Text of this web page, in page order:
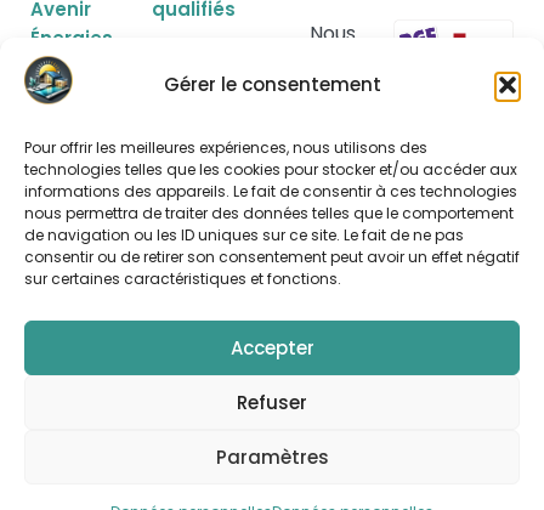
Gérer le consentement
Pour offrir les meilleures expériences, nous utilisons des
technologies telles que les cookies pour stocker et/ou accéder aux
informations des appareils. Le fait de consentir à ces technologies
nous permettra de traiter des données telles que le comportement
de navigation ou les ID uniques sur ce site. Le fait de ne pas
consentir ou de retirer son consentement peut avoir un effet négatif
sur certaines caractéristiques et fonctions.
Accepter
Refuser
Paramètres
Avenir
Énergies
Route de
Z.A de
Gemeillan
33480
Sainte-
Hélène
86 86
qualifiés
maison
Isolation des
combles
Couverture
/ Toiture
Panneaux
photovoltaïques
Nous
Devis gratuit
rentabilité
Mentions
légales
Données
personnelles
Alliance Avenir Énergies
Développé par